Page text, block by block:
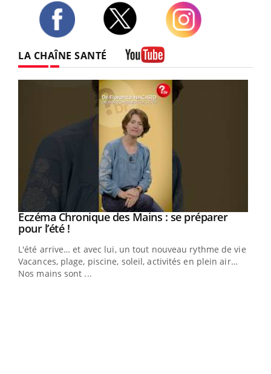
LA CHAÎNE SANTÉ
Youtube
Eczéma Chronique des Mains : se préparer
pour l’été !Youtube
L'été arrive… et avec lui, un tout nouveau rythme de vie !
Vacances, plage, piscine, soleil, activités en plein air…
Nos mains sont ...